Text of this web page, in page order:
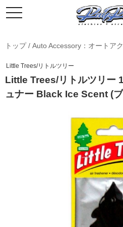
トップ/ Auto Accessory：オートア
Little Trees/リトルツリー
Little Trees/リトルツリー
ュナー Black Ice Scent (